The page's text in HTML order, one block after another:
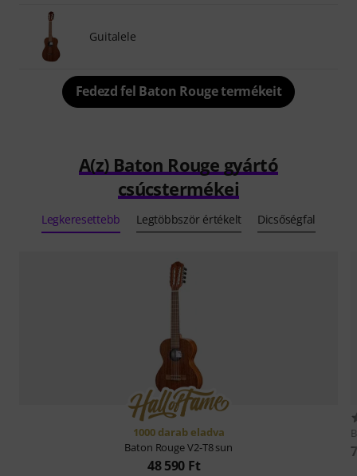
Guitalele
Fedezd fel Baton Rouge termékeit
A(z) Baton Rouge gyártó
csúcstermékei
Legkeresettebb Legtöbbször értékelt Dicsőségfal
1000 darab eladva
Baton RougeV2-T8 sun
48 590 Ft